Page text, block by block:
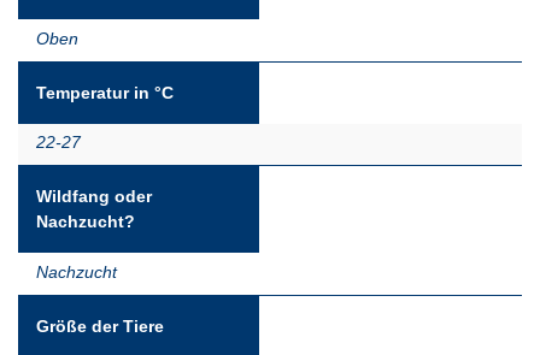
Oben
Temperatur in °C
22-27
Wildfang oder
Nachzucht?
Nachzucht
Größe der Tiere